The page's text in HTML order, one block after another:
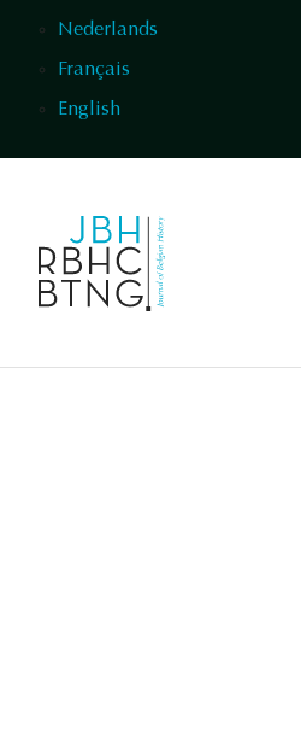
Nederlands
Français
English